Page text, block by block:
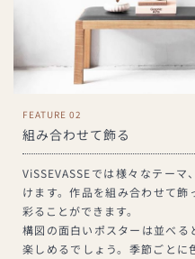
FEATURE 02
組み合わせて飾る
ViSSEVASSEでは様々なテー
けます。作品を組み合わせて
彩ることができます。
構図の面白いポスターは並べる
楽しめるでしょう。季節ごと